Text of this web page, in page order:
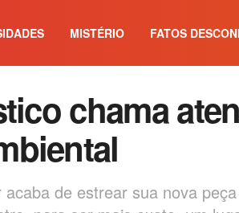
MISTÉRIO FATOS
chama
acaba de estrear sua nova